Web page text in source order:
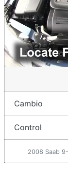
Cambio
Control
2008 Saab